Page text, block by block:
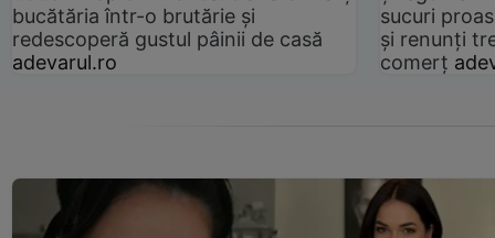
bucătăria într-o brutărie și
redescoperă gustul pâinii de casă
adevarul.ro
sucuri
și renunți
comerț